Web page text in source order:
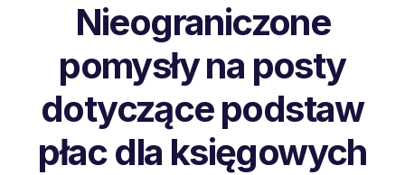
Nieograniczone
pomysły na posty
dotyczące podstaw
płac dla księgowych